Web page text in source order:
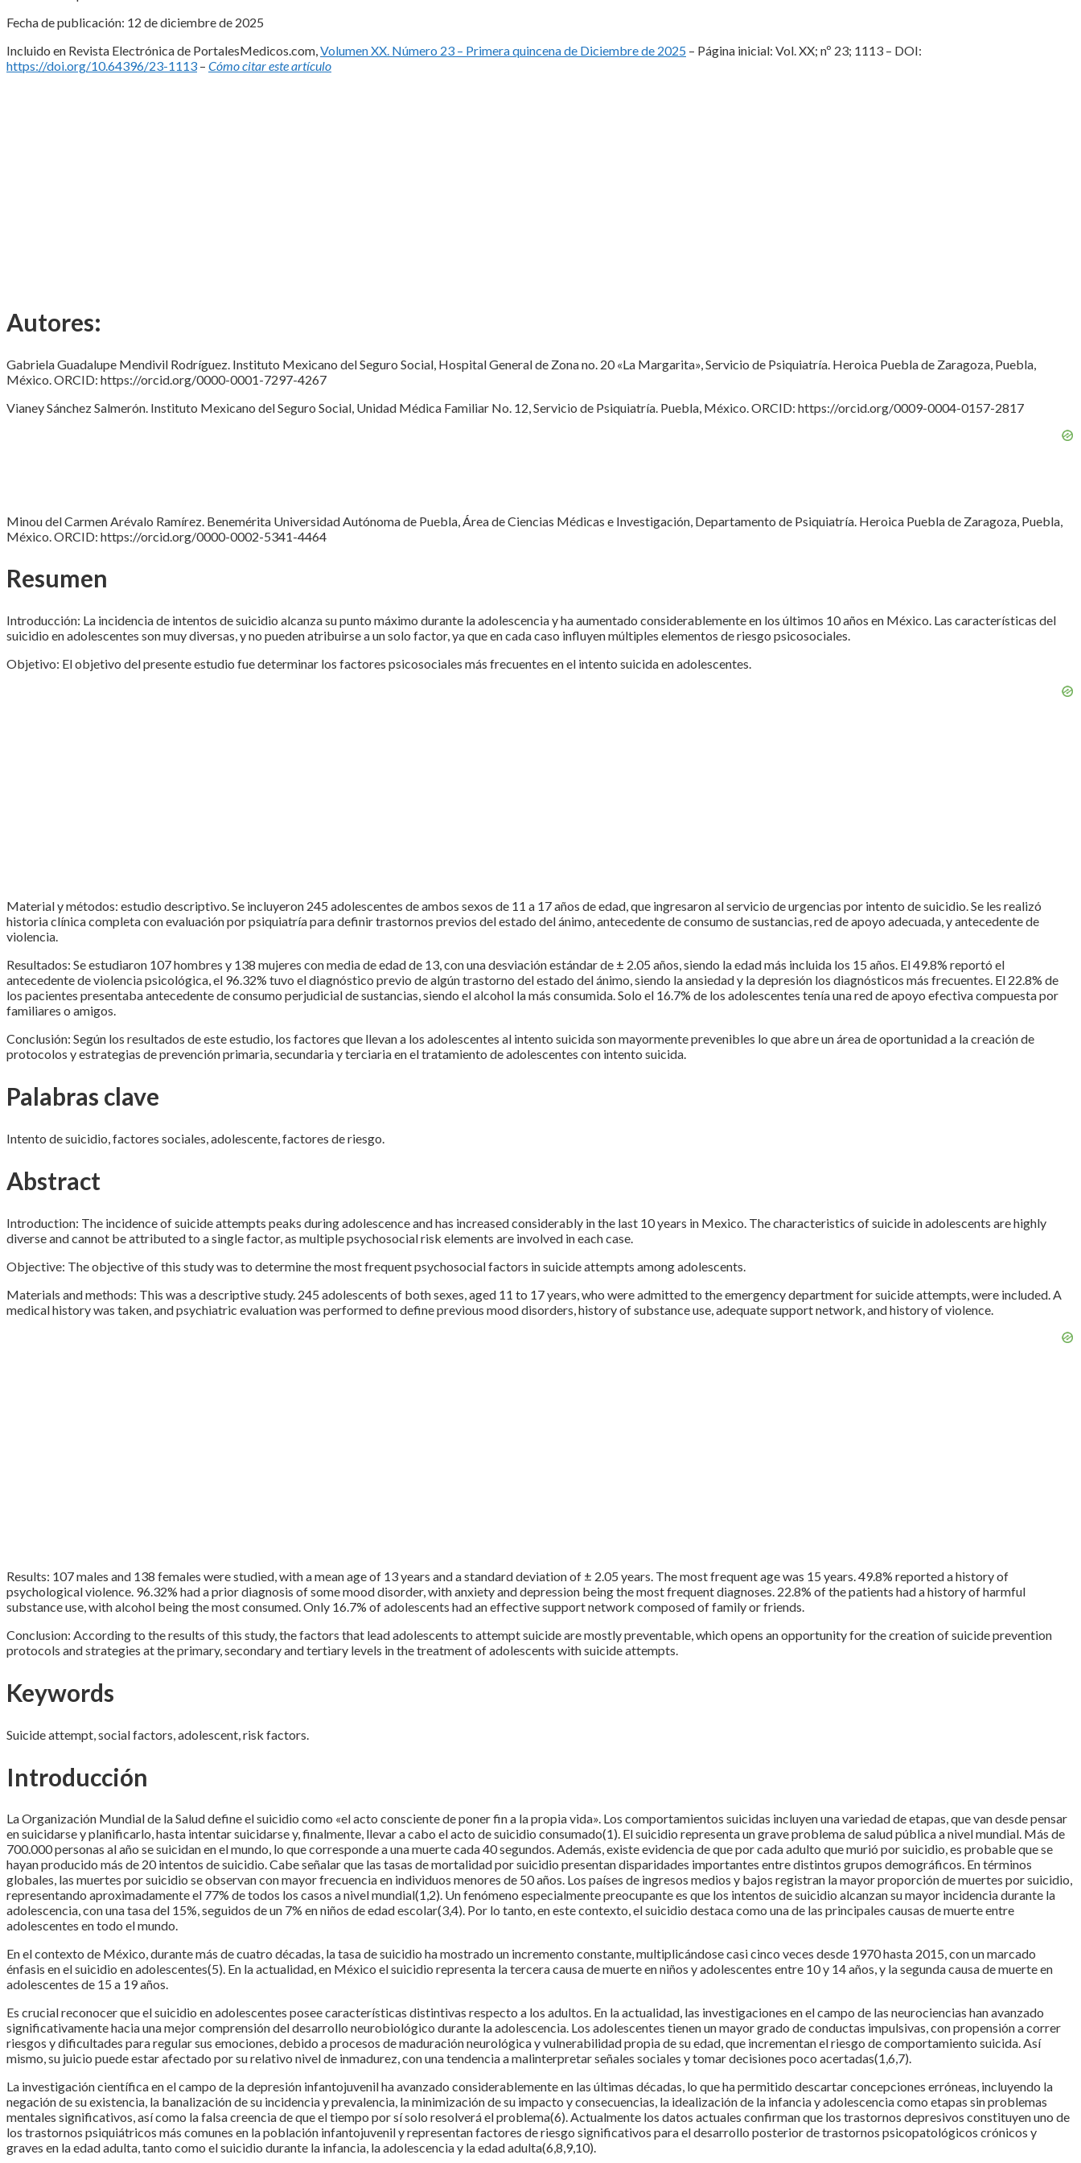
Fecha de publicación: 12 de diciembre de 2025
Incluido en Revista Electrónica de PortalesMedicos.com, Volumen XX. Número 23 – Primera quincena de Diciembre de 2025 – Página inicial: Vol. XX; nº 23; 1113 – DOI:
https://doi.org/10.64396/23-1113 – Cómo citar este artículo
Autores:
Gabriela Guadalupe Mendivil Rodríguez. Instituto Mexicano del Seguro Social, Hospital General de Zona no. 20 «La Margarita», Servicio de Psiquiatría. Heroica Puebla de Zaragoza, Puebla,
México. ORCID: https://orcid.org/0000-0001-7297-4267
Vianey Sánchez Salmerón. Instituto Mexicano del Seguro Social, Unidad Médica Familiar No. 12, Servicio de Psiquiatría. Puebla, México. ORCID: https://orcid.org/0009-0004-0157-2817
Minou del Carmen Arévalo Ramírez. Benemérita Universidad Autónoma de Puebla, Área de Ciencias Médicas e Investigación, Departamento de Psiquiatría. Heroica Puebla de Zaragoza, Puebla,
México. ORCID: https://orcid.org/0000-0002-5341-4464
Resumen
Introducción: La incidencia de intentos de suicidio alcanza su punto máximo durante la adolescencia y ha aumentado considerablemente en los últimos 10 años en México. Las características del
suicidio en adolescentes son muy diversas, y no pueden atribuirse a un solo factor, ya que en cada caso influyen múltiples elementos de riesgo psicosociales.
Objetivo: El objetivo del presente estudio fue determinar los factores psicosociales más frecuentes en el intento suicida en adolescentes.
Material y métodos: estudio descriptivo. Se incluyeron 245 adolescentes de ambos sexos de 11 a 17 años de edad, que ingresaron al servicio de urgencias por intento de suicidio. Se les realizó
historia clínica completa con evaluación por psiquiatría para definir trastornos previos del estado del ánimo, antecedente de consumo de sustancias, red de apoyo adecuada, y antecedente de
violencia.
Resultados: Se estudiaron 107 hombres y 138 mujeres con media de edad de 13, con una desviación estándar de ± 2.05 años, siendo la edad más incluida los 15 años. El 49.8% reportó el
antecedente de violencia psicológica, el 96.32% tuvo el diagnóstico previo de algún trastorno del estado del ánimo, siendo la ansiedad y la depresión los diagnósticos más frecuentes. El 22.8% de
los pacientes presentaba antecedente de consumo perjudicial de sustancias, siendo el alcohol la más consumida. Solo el 16.7% de los adolescentes tenía una red de apoyo efectiva compuesta por
familiares o amigos.
Conclusión: Según los resultados de este estudio, los factores que llevan a los adolescentes al intento suicida son mayormente prevenibles lo que abre un área de oportunidad a la creación de
protocolos y estrategias de prevención primaria, secundaria y terciaria en el tratamiento de adolescentes con intento suicida.
Palabras clave
Intento de suicidio, factores sociales, adolescente, factores de riesgo.
Abstract
Introduction: The incidence of suicide attempts peaks during adolescence and has increased considerably in the last 10 years in Mexico. The characteristics of suicide in adolescents are highly
diverse and cannot be attributed to a single factor, as multiple psychosocial risk elements are involved in each case.
Objective: The objective of this study was to determine the most frequent psychosocial factors in suicide attempts among adolescents.
Materials and methods: This was a descriptive study. 245 adolescents of both sexes, aged 11 to 17 years, who were admitted to the emergency department for suicide attempts, were included. A
medical history was taken, and psychiatric evaluation was performed to define previous mood disorders, history of substance use, adequate support network, and history of violence.
Results: 107 males and 138 females were studied, with a mean age of 13 years and a standard deviation of ± 2.05 years. The most frequent age was 15 years. 49.8% reported a history of
psychological violence. 96.32% had a prior diagnosis of some mood disorder, with anxiety and depression being the most frequent diagnoses. 22.8% of the patients had a history of harmful
substance use, with alcohol being the most consumed. Only 16.7% of adolescents had an effective support network composed of family or friends.
Conclusion: According to the results of this study, the factors that lead adolescents to attempt suicide are mostly preventable, which opens an opportunity for the creation of suicide prevention
protocols and strategies at the primary, secondary and tertiary levels in the treatment of adolescents with suicide attempts.
Keywords
Suicide attempt, social factors, adolescent, risk factors.
Introducción
La Organización Mundial de la Salud define el suicidio como «el acto consciente de poner fin a la propia vida». Los comportamientos suicidas incluyen una variedad de etapas, que van desde pensar
en suicidarse y planificarlo, hasta intentar suicidarse y, finalmente, llevar a cabo el acto de suicidio consumado(1). El suicidio representa un grave problema de salud pública a nivel mundial. Más de
700.000 personas al año se suicidan en el mundo, lo que corresponde a una muerte cada 40 segundos. Además, existe evidencia de que por cada adulto que murió por suicidio, es probable que se
hayan producido más de 20 intentos de suicidio. Cabe señalar que las tasas de mortalidad por suicidio presentan disparidades importantes entre distintos grupos demográficos. En términos
globales, las muertes por suicidio se observan con mayor frecuencia en individuos menores de 50 años. Los países de ingresos medios y bajos registran la mayor proporción de muertes por suicidio,
representando aproximadamente el 77% de todos los casos a nivel mundial(1,2). Un fenómeno especialmente preocupante es que los intentos de suicidio alcanzan su mayor incidencia durante la
adolescencia, con una tasa del 15%, seguidos de un 7% en niños de edad escolar(3,4). Por lo tanto, en este contexto, el suicidio destaca como una de las principales causas de muerte entre
adolescentes en todo el mundo.
En el contexto de México, durante más de cuatro décadas, la tasa de suicidio ha mostrado un incremento constante, multiplicándose casi cinco veces desde 1970 hasta 2015, con un marcado
énfasis en el suicidio en adolescentes(5). En la actualidad, en México el suicidio representa la tercera causa de muerte en niños y adolescentes entre 10 y 14 años, y la segunda causa de muerte en
adolescentes de 15 a 19 años.
Es crucial reconocer que el suicidio en adolescentes posee características distintivas respecto a los adultos. En la actualidad, las investigaciones en el campo de las neurociencias han avanzado
significativamente hacia una mejor comprensión del desarrollo neurobiológico durante la adolescencia. Los adolescentes tienen un mayor grado de conductas impulsivas, con propensión a correr
riesgos y dificultades para regular sus emociones, debido a procesos de maduración neurológica y vulnerabilidad propia de su edad, que incrementan el riesgo de comportamiento suicida. Así
mismo, su juicio puede estar afectado por su relativo nivel de inmadurez, con una tendencia a malinterpretar señales sociales y tomar decisiones poco acertadas(1,6,7).
La investigación científica en el campo de la depresión infantojuvenil ha avanzado considerablemente en las últimas décadas, lo que ha permitido descartar concepciones erróneas, incluyendo la
negación de su existencia, la banalización de su incidencia y prevalencia, la minimización de su impacto y consecuencias, la idealización de la infancia y adolescencia como etapas sin problemas
mentales significativos, así como la falsa creencia de que el tiempo por sí solo resolverá el problema(6). Actualmente los datos actuales confirman que los trastornos depresivos constituyen uno de
los trastornos psiquiátricos más comunes en la población infantojuvenil y representan factores de riesgo significativos para el desarrollo posterior de trastornos psicopatológicos crónicos y
graves en la edad adulta, tanto como el suicidio durante la infancia, la adolescencia y la edad adulta(6,8,9,10).